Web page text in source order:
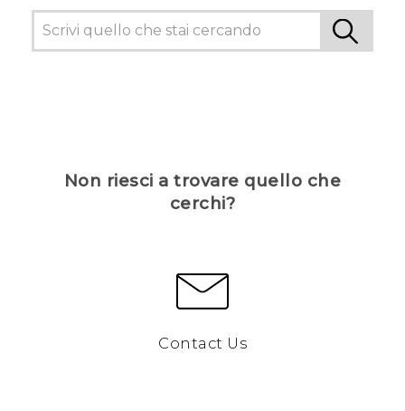
Non riesci a trovare quello che
cerchi?
Contact Us